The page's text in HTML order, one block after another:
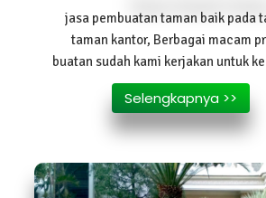
jasa pembuatan taman baik pada
taman kantor, Berbagai macam
buatan sudah kami kerjakan untuk
kantor, sekolah dll
Selengkapnya >>